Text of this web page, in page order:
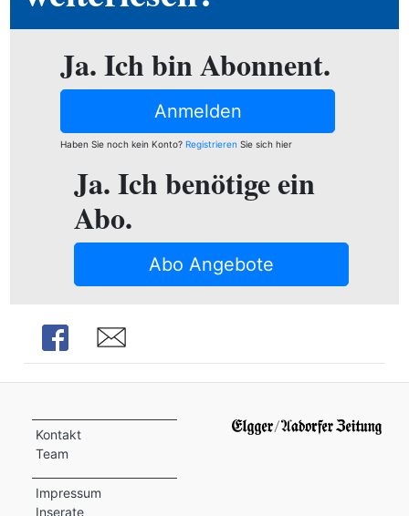
Ja. Ich bin Abonnent.
Anmelden
Haben Sie noch kein Konto? RegistrierenSie sich hier
Ja. Ich benötige ein
Abo.
Abo Angebote
Share Share
Kontakt
Team
Impressum
Inserate